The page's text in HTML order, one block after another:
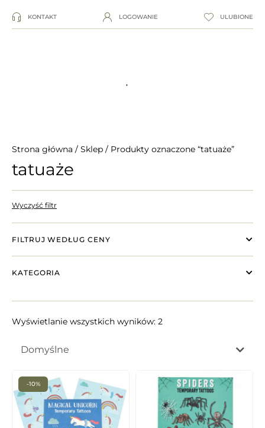
KONTAKT LOGOWANIE ULUBIONE
Strona główna / Sklep / Produkty oznaczone “tatuaże”
tatuaże
Wyczyść filtr
FILTRUJ WEDŁUG CENY
KATEGORIA
Wyświetlanie wszystkich wyników: 2
Domyślne
-10%